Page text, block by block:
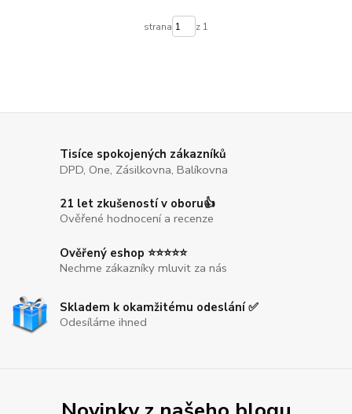
strana z 1
Tisíce spokojených zákazníků
DPD, One, Zásilkovna, Balíkovna
21 let zkušeností v oboru👍
Ověřené hodnocení a recenze
Ověřený eshop ⭐⭐⭐⭐⭐
Nechme zákazníky mluvit za nás
Skladem k okamžitému odeslání ✅
Odesíláme ihned